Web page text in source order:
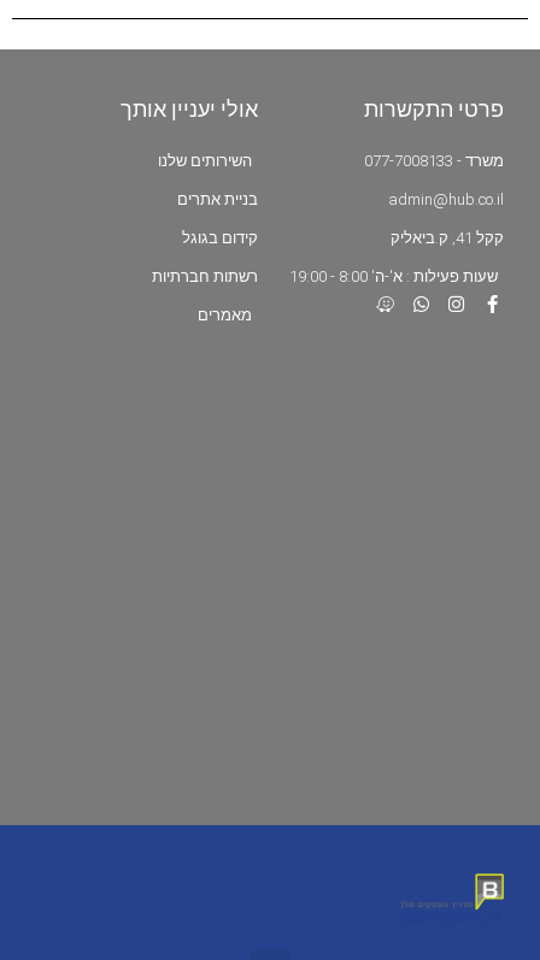
פרטי התקשרות
משרד - 077-7008133
admin@hub.co.il
קקל 41, ק.ביאליק
שעות פעילות : א'-ה' 8:00 - 19:00
אולי יעניין אותך
השירותים שלנו
בניית אתרים
קידום בגוגל
רשתות חברתיות
מאמרים